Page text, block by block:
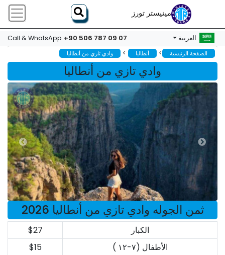
مينيستر تورز
العربية Call & WhatsApp +90 506 787 09 07
الصفحة الرئيسية > أنطاليا > وادي تازي من أنطاليا
وادي تازي من أنطاليا
ثمن الجوله وادي تازي من أنطاليا 2026
الكبار
$27
الأطفال (٧-١٢ )
$15